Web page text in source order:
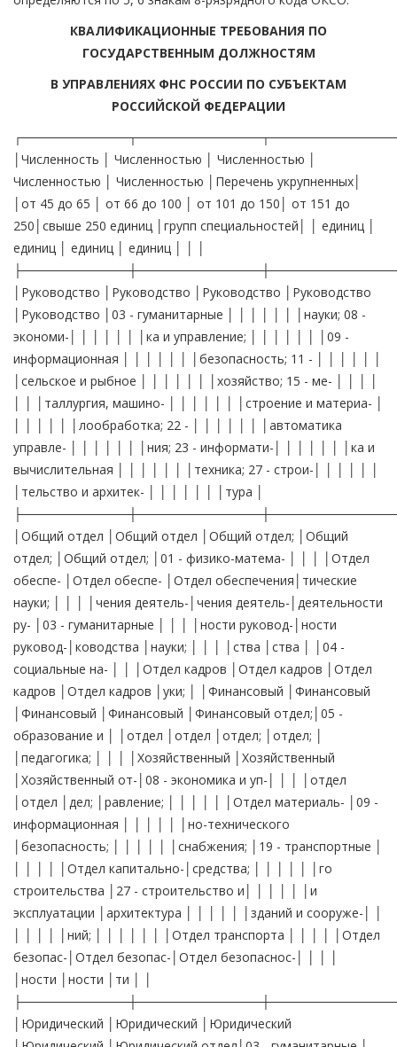
КВАЛИФИКАЦИОННЫЕ ТРЕБОВАНИЯ ПО
ГОСУДАРСТВЕННЫМ ДОЛЖНОСТЯМ
В УПРАВЛЕНИЯХ ФНС РОССИИ ПО СУБЪЕКТАМ
РОССИЙСКОЙ ФЕДЕРАЦИИ
┌────────────┬──────────────┬──────────────┬──────────────┬─────────────────┬────────────────────┐ │Численность │ Численностью │ Численностью │ Численностью │ Численностью │Перечень укрупненных│ │от 45 до 65 │ от 66 до 100 │ от 101 до 150│ от 151 до 250│свыше 250 единиц │групп специальностей│ │ единиц │ единиц │ единиц │ единиц │ │ │ ├────────────┼──────────────┼──────────────┼──────────────┼─────────────────┼────────────────────┤ │Руководство │Руководство │Руководство │Руководство │Руководство │03 - гуманитарные │ │ │ │ │ │ │науки; 08 - экономи-│ │ │ │ │ │ │ка и управление; │ │ │ │ │ │ │09 - информационная │ │ │ │ │ │ │безопасность; 11 - │ │ │ │ │ │ │сельское и рыбное │ │ │ │ │ │ │хозяйство; 15 - ме- │ │ │ │ │ │ │таллургия, машино- │ │ │ │ │ │ │строение и материа- │ │ │ │ │ │ │лообработка; 22 - │ │ │ │ │ │ │автоматика управле- │ │ │ │ │ │ │ния; 23 - информати-│ │ │ │ │ │ │ка и вычислительная │ │ │ │ │ │ │техника; 27 - строи-│ │ │ │ │ │ │тельство и архитек- │ │ │ │ │ │ │тура │ ├────────────┼──────────────┼──────────────┼──────────────┼─────────────────┼────────────────────┤ │Общий отдел │Общий отдел │Общий отдел; │Общий отдел; │Общий отдел; │01 - физико-матема- │ │ │ │Отдел обеспе- │Отдел обеспе- │Отдел обеспечения│тические науки; │ │ │ │чения деятель-│чения деятель-│деятельности ру- │03 - гуманитарные │ │ │ │ности руковод-│ности руковод-│ководства │науки; │ │ │ │ства │ства │ │04 - социальные на- │ │ │Отдел кадров │Отдел кадров │Отдел кадров │Отдел кадров │уки; │ │Финансовый │Финансовый │Финансовый │Финансовый │Финансовый отдел;│05 - образование и │ │отдел │отдел │отдел; │отдел; │ │педагогика; │ │ │ │Хозяйственный │Хозяйственный │Хозяйственный от-│08 - экономика и уп-│ │ │ │отдел │отдел │дел; │равление; │ │ │ │ │ │Отдел материаль- │09 - информационная │ │ │ │ │ │но-технического │безопасность; │ │ │ │ │ │снабжения; │19 - транспортные │ │ │ │ │ │Отдел капитально-│средства; │ │ │ │ │ │го строительства │27 - строительство и│ │ │ │ │ │и эксплуатации │архитектура │ │ │ │ │ │зданий и сооруже-│ │ │ │ │ │ │ний; │ │ │ │ │ │ │Отдел транспорта │ │ │ │ │Отдел безопас-│Отдел безопас-│Отдел безопаснос-│ │ │ │ │ности │ности │ти │ │ ├────────────┼──────────────┼──────────────┼──────────────┼─────────────────┼────────────────────┤ │Юридический │Юридический │Юридический │Юридический │Юридический отдел│03 - гуманитарные │ │отдел │отдел │отдел